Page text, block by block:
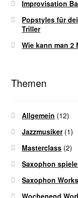
Improvisation
Popstyles für
Triller
Wie kann man
Themen
Allgemein (12)
Jazzmusiker(1)
Masterclass (2)
Saxophon
Saxophon
Wochenend